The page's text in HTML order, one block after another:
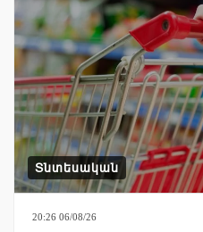
Տնտեսական
20:26 06/08/26